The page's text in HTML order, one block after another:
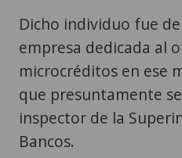
Dicho individuo fue
empresa dedicada al
microcréditos en ese
que presuntamente
inspector de la
Bancos.